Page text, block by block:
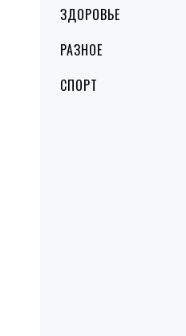
ЗДОРОВЬЕ
РАЗНОЕ
СПОРТ